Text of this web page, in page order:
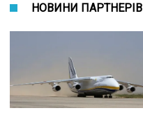
НОВИНИ ПАРТНЕРІВ